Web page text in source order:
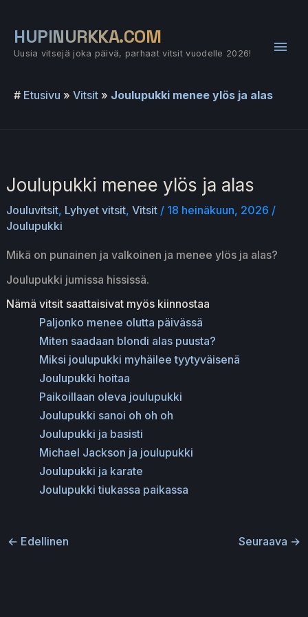
sisältöön
HUPINURKKA.COM
Uusia vitsejä joka päivä, parhaat vitsit vuodelle 2026!
# Etusivu » Vitsit » Joulupukki menee ylös ja alas
Joulupukki menee ylös ja alas
Jouluvitsit, Lyhyet vitsit, Vitsit/ 18 heinäkuun, 2026 /
Joulupukki
Mikä on punainen ja valkoinen ja menee ylös ja alas?
Joulupukki jumissa hississä.
Nämä vitsit saattaisivat myös kiinnostaa
Paljonko menee olutta päivässä
Miten saadaan blondi alas puusta?
Miksi joulupukki myhäilee tyytyväisenä
Joulupukki hoitaa
Paikoillaan oleva joulupukki
Joulupukki sanoi oh oh oh
Joulupukki ja basisti
Michael Jackson ja joulupukki
Joulupukki ja karate
Joulupukki tiukassa paikassa
← Edellinen Seuraava →